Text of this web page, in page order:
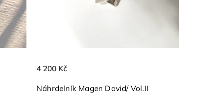
Náhrdelník Magen David/ Vol.II
4 200 Kč